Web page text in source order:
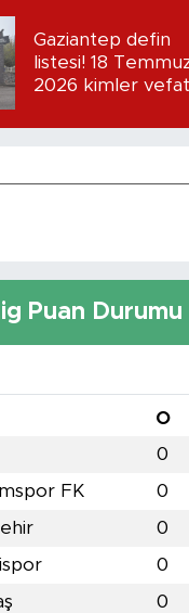
Gaziantep defin
listesi! 18
2026 kimler vefat
Puan Durumu
O
0
FK 0
0
0
0